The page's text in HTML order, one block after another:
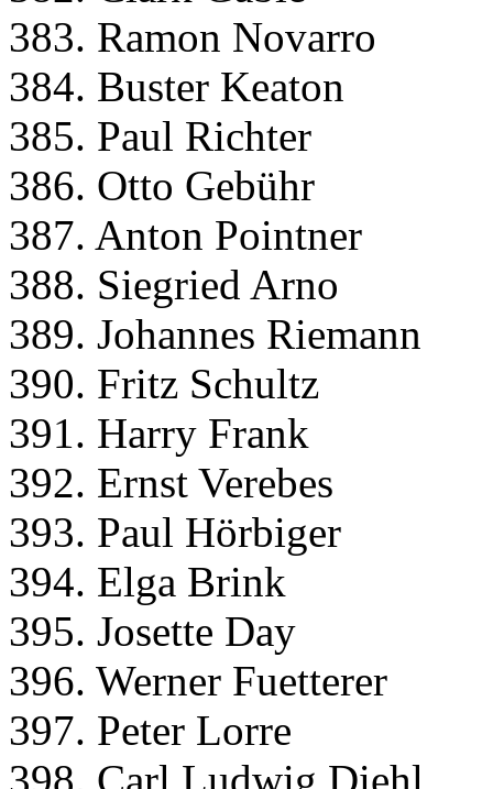
383. Ramon Novarro
384. Buster Keaton
385. Paul Richter
386. Otto Gebühr
387. Anton Pointner
388. Siegried Arno
389. Johannes Riemann
390. Fritz Schultz
391. Harry Frank
392. Ernst Verebes
393. Paul Hörbiger
394. Elga Brink
395. Josette Day
396. Werner Fuetterer
397. Peter Lorre